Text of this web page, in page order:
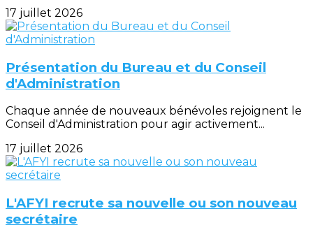
17 juillet 2026
Présentation du Bureau et du Conseil
d'Administration
Chaque année de nouveaux bénévoles rejoignent le
Conseil d'Administration pour agir activement...
17 juillet 2026
L'AFYI recrute sa nouvelle ou son nouveau
secrétaire